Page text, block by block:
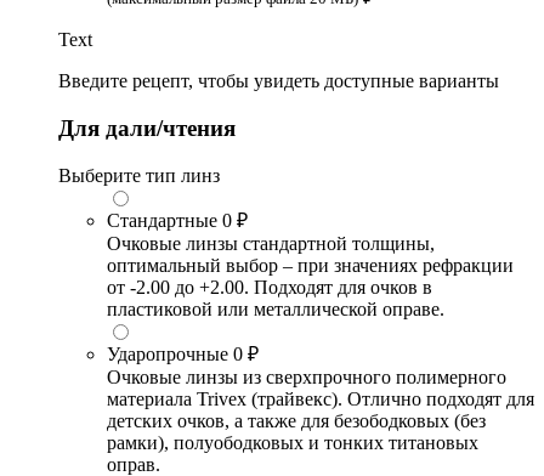
Text
Введите рецепт, чтобы увидеть доступные варианты
Для дали/чтения
Выберите тип линз
Стандартные 0 ₽
Очковые линзы стандартной толщины,
оптимальный выбор – при значениях рефракции
от -2.00 до +2.00. Подходят для очков в
пластиковой или металлической оправе.
Ударопрочные 0 ₽
Очковые линзы из сверхпрочного полимерного
материала Trivex (трайвекс). Отлично подходят для
детских очков, а также для безободковых (без
рамки), полуободковых и тонких титановых
оправ.